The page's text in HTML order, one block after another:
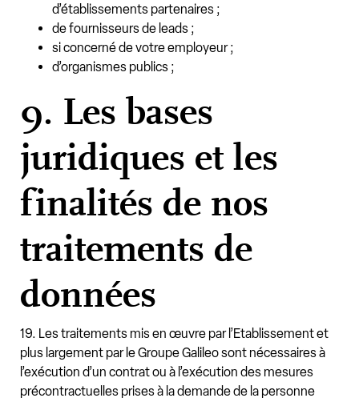
d’établissements partenaires ;
de fournisseurs de leads ;
si concerné de votre employeur ;
d’organismes publics ;
9. Les bases
juridiques et les
finalités de nos
traitements de
données
19. Les traitements mis en œuvre par l’Etablissement et
plus largement par le Groupe Galileo sont nécessaires à
l’exécution d’un contrat ou à l’exécution des mesures
précontractuelles prises à la demande de la personne